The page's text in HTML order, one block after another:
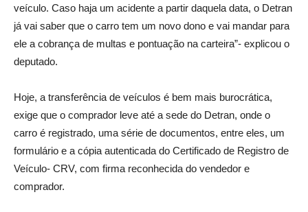
veículo. Caso haja um acidente a partir daquela data, o Detran
já vai saber que o carro tem um novo dono e vai mandar para
ele a cobrança de multas e pontuação na carteira”- explicou o
deputado.
Hoje, a transferência de veículos é bem mais burocrática,
exige que o comprador leve até a sede do Detran, onde o
carro é registrado, uma série de documentos, entre eles, um
formulário e a cópia autenticada do Certificado de Registro de
Veículo- CRV, com firma reconhecida do vendedor e
comprador.